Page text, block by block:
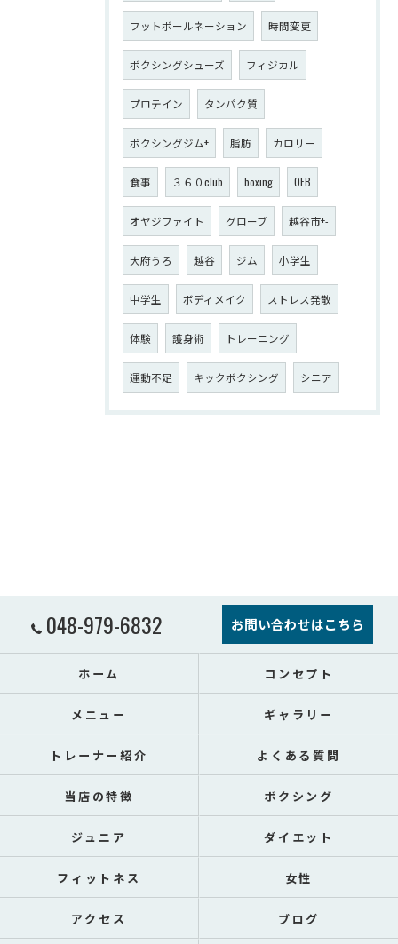
フットボールネーション 時間変更
ボクシングシューズ フィジカル
プロテイン タンパク質
ボクシングジム+ 脂肪 カロリー
食事 ３６０club boxing OFB
オヤジファイト グローブ 越谷市+-
大府うろ 越谷 ジム 小学生
中学生 ボディメイク ストレス発散
体験 護身術 トレーニング
運動不足 キックボクシング シニア
048-979-6832 お問い合わせはこちら
ホーム コンセプト
メニュー ギャラリー
トレーナー紹介 よくある質問
当店の特徴 ボクシング
ジュニア ダイエット
フィットネス 女性
アクセス ブログ